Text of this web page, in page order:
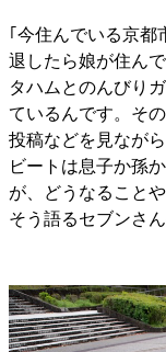
｢今住んでいる京都
退したら娘が住ん
タハムとのんびり
ているんです。そ
投稿などを見なが
ビートは息子か孫
が、どうなること
そう語るセブンさ